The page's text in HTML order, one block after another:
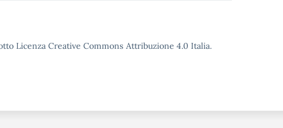
Licenza Creative Commons Attribuzione 4.0 Italia.